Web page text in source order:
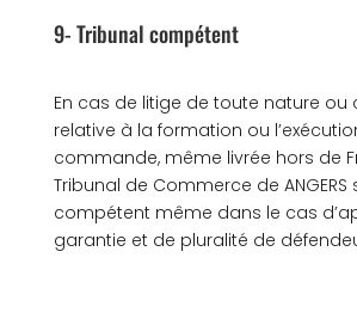
9- Tribunal compétent
En cas de litige de toute nature ou
relative à la formation ou
commande, même livrée hors de
Tribunal de Commerce de ANGERS
compétent même dans le cas
garantie et de pluralité de